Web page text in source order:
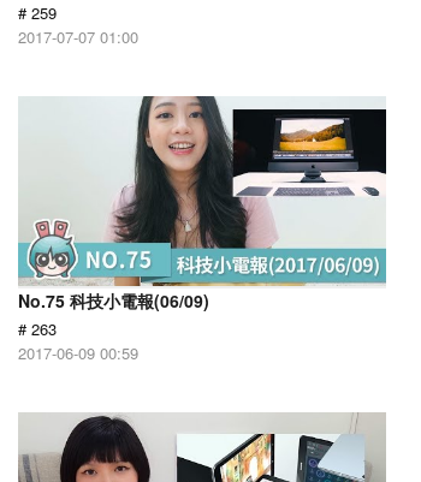
# 259
2017-07-07 01:00
No.75 科技小電報(06/09)
# 263
2017-06-09 00:59